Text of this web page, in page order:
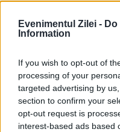
Evenimentul Zilei -
Information
If you wish to opt-out of
processing of your
targeted advertising by
section to confirm your
opt-out request is
interest-based ads based